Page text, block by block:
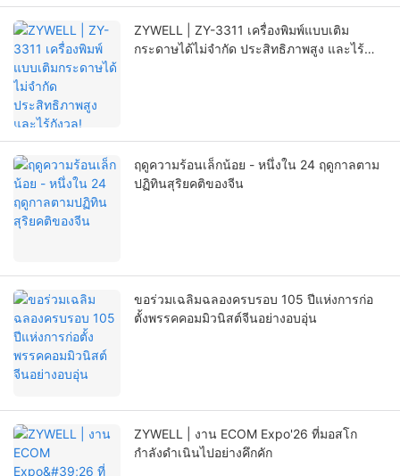
ZYWELL | ZY-3311 เครื่องพิมพ์แบบเติม
กระดาษได้ไม่จำกัด ประสิทธิภาพสูง และไร้
ฤดูความร้อนเล็กน้อย - หนึ่งใน 24 ฤดูกาลตาม
ปฏิทินสุริยคติของจีน
ขอร่วมเฉลิมฉลองครบรอบ 105 ปีแห่งการก่อ
ตั้งพรรคคอมมิวนิสต์จีนอย่างอบอุ่น
ZYWELL | งาน ECOM Expo'26 ที่มอสโก
กำลังดำเนินไปอย่างคึกคัก